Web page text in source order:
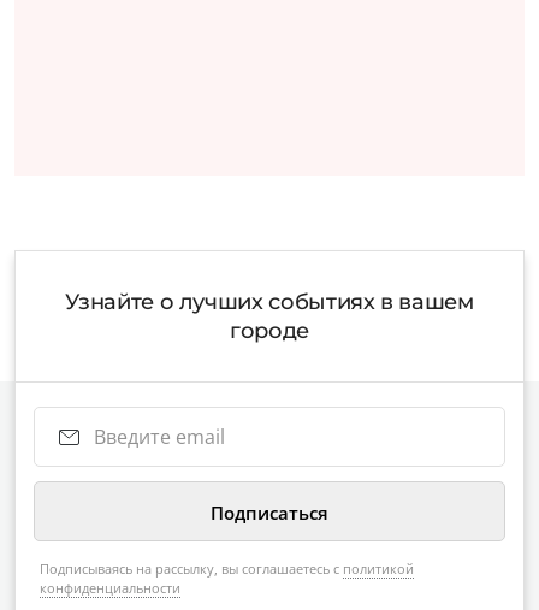
Узнайте о лучших событиях в вашем
городе
Подписываясь на рассылку, вы соглашаетесь с политикой
конфиденциальности